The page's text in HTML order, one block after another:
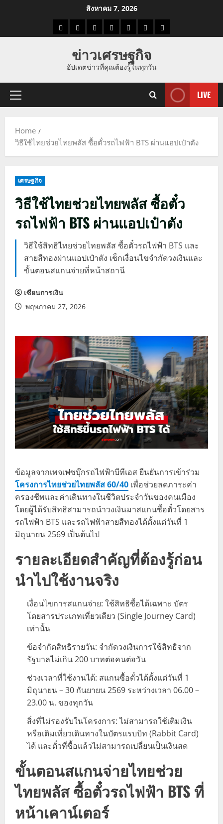
สิงหาคม 7, 2026
ราคาแนว
ราคา
ทอง
ข่าว
นี้
ข่าว
ดูด
ที่
ผู้ชาย
ข่าวเศรษฐกิจ
อัปเดตข่าวที่คุณต้องรู้ในทุกวัน
Primary
LIVE
Home
วิธีใช้ไทยช่วยไทยพลัส ซื้อตั๋วรถไฟฟ้า BTS ผ่านแอปเป๋าตัง
เศรษฐกิจ
วิธีใช้ไทยช่วยไทยพลัส ซื้อตั๋ว
รถไฟฟ้า BTS ผ่านแอปเป๋าตัง
วิธีใช้สิทธิไทยช่วยไทยพลัส ซื้อตั๋วรถไฟฟ้า BTS และ
สายสีทองผ่านแอปเป๋าตัง เช็กเงื่อนไขจำกัดวงเงินและ
ขั้นตอนสแกนจ่ายที่หน้าสถานี
เซียนการเงิน
พฤษภาคม 27, 2026
ข้อมูลจากเพจเฟซบุ๊กรถไฟฟ้าบีทีเอส ยืนยันการเข้าร่วม
โครงการไทยช่วยไทยพลัส 60/40 เพื่อช่วยลดภาระค่า
ครองชีพและค่าเดินทางในชีวิตประจำวันของคนเมือง
โดยผู้ได้รับสิทธิสามารถนำวงเงินมาสแกนซื้อตั๋วโดยสาร
รถไฟฟ้า BTS และรถไฟฟ้าสายสีทองได้ตั้งแต่วันที่ 1
มิถุนายน 2569 เป็นต้นไป
รายละเอียดสำคัญที่ต้องรู้ก่อน
นำไปใช้งานจริง
เงื่อนไขการสแกนจ่าย: ใช้สิทธิซื้อได้เฉพาะ บัตร
โดยสารประเภทเที่ยวเดียว (Single Journey Card)
เท่านั้น
ข้อจำกัดสิทธิรายวัน: จำกัดวงเงินการใช้สิทธิจาก
รัฐบาลไม่เกิน 200 บาทต่อคนต่อวัน
ช่วงเวลาที่ใช้งานได้: สแกนซื้อตั๋วได้ตั้งแต่วันที่ 1
มิถุนายน – 30 กันยายน 2569 ระหว่างเวลา 06.00 –
23.00 น. ของทุกวัน
สิ่งที่ไม่รองรับในโครงการ: ไม่สามารถใช้เติมเงิน
หรือเติมเที่ยวเดินทางในบัตรแรบบิท (Rabbit Card)
ได้ และตั๋วที่ซื้อแล้วไม่สามารถเปลี่ยนเป็นเงินสด
ขั้นตอนสแกนจ่ายไทยช่วย
ไทยพลัส ซื้อตั๋วรถไฟฟ้า BTS ที่
หน้าเคาน์เตอร์